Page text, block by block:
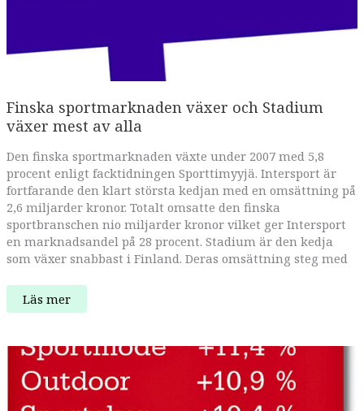
Finska sportmarknaden växer och Stadium
växer mest av alla
Den finska sportmarknaden växte under 2007 med 5,8
procent enligt facktidningen Sporttimyyjä. Intersport är
fortfarande den klart största kedjan med en omsättning på
2,6 miljarder kronor. Totalt omsatte den finska
sportbranschen nio miljarder kronor vilket ger Intersport
en marknadsandel på 28 procent. Stadium är den kedja
som växer snabbast i Finland. Deras omsättning steg med
Finska
sportmarknaden
Stadium
växer
mest
av
alla
Läs mer